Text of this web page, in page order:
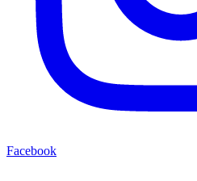
Facebook